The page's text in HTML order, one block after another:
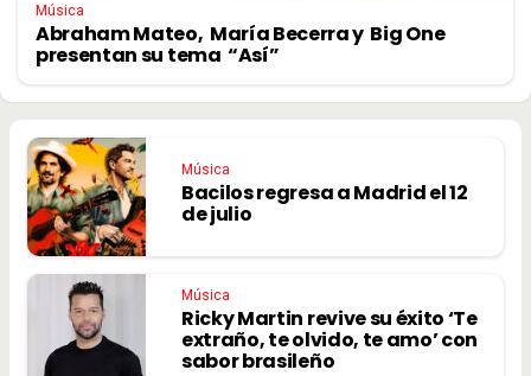
Música
Abraham Mateo, María Becerra y Big One
presentan su tema “Así”
Música
Bacilos regresa a Madrid el 12
de julio
Música
Ricky Martin revive su éxito ‘Te
extraño, te olvido, te amo’ con
sabor brasileño